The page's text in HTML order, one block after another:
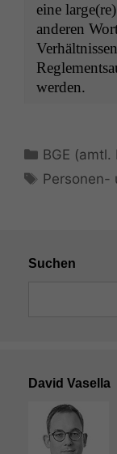
eine
anderen
werden.
Kategorien
BGE (amtl.
Personen-
Suchen
David Vasella